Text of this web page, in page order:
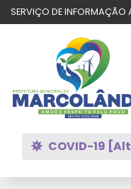
SERVIÇO DE INFORMAÇÃO
COVID-19 [Alt